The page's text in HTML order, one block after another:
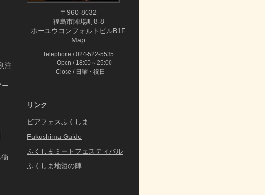
注
ー
衝
〒960-8032
福島市陣場町8-8
ホーユウコンフォルトビルB1F
Map
Telephone
024-522-5535
Open
18:00～25:00
Close
日曜・祝日
リンク
ビアフェスふくしま
Fukushima Guide
ふくしまミートフェスティバル
ふくしま地酒の陣